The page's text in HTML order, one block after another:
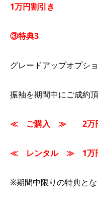
1万円割引き
③特典3
グレードアップオプシ
振袖を期間中にご成約
≪ ご購入 ≫ 2万
≪ レンタル ≫ 1万
※期間中限りの特典とな